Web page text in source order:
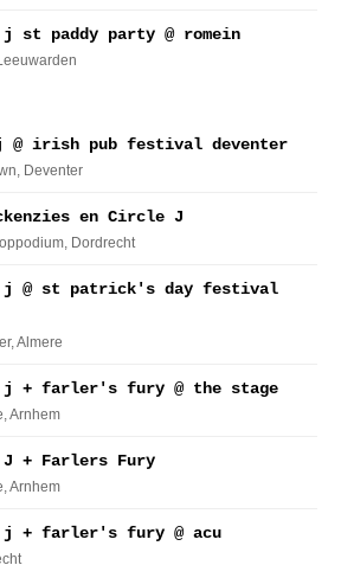
st paddy party @ romein
irish pub festival deventer
, Deventer
en Circle J
, Dordrecht
@ st patrick's day festival
, Almere
+ farler's fury @ the stage
, Arnhem
+ Farlers Fury
, Arnhem
+ farler's fury @ acu